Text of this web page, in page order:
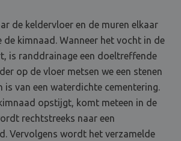
de keldervloer en de muren elkaar
de kimnaad. Wanneer het vocht in de
is randdrainage een doeltreffende
op de vloer metsen we een stenen
is van een waterdichte cementering.
opstijgt, komt meteen in de
rechtstreeks naar een
Vervolgens wordt het verzamelde